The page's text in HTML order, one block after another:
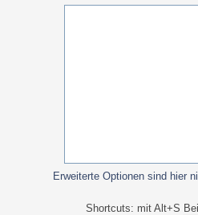
Erweiterte Optionen sind hier
Shortcuts: mit Alt+S